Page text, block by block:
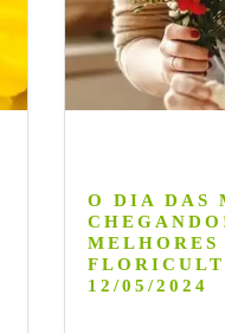
O DIA DAS
12/05/2024